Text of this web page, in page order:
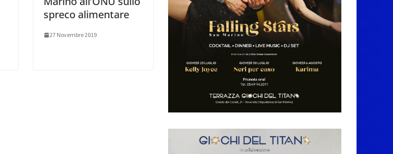
spreco alimentare
27 Novembre 2019